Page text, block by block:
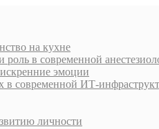
на кухне
в современной
эмоции
современной ИТ-
личности